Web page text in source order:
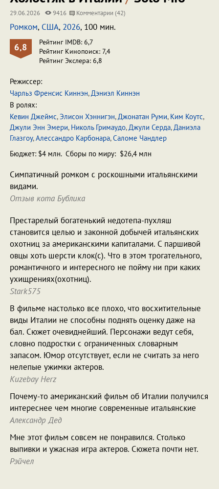
29.06.2026 9416 Комментарии (42)
Ромком, США, 2026, 100 мин.
6,8
Рейтинг IMDB: 6,7
Рейтинг Кинопоиск: 7,4
Рейтинг Экслера: 6,8
Режиссер:
Чарльз Френсис Киннэн,Дэниэл Киннэн
В ролях:
Кевин Джеймс,Элисон Хэннигэн,Джонатан Руми, Ким Коутс,
Джули Энн Эмери, Николь Гримаудо,Джули Серда,Даниэла
Глазгоу,Алессандро Карбонара,Саломе Чандлер
Бюджет: $4 млн. Сборы по миру: $26,4 млн
Симпатичный ромком с роскошными итальянскими
видами.
Отзыв кота Бублика
Престарелый богатенький недотепа-пухляш
становится целью и законной добычей итальянских
охотниц за американскими капиталами. С паршивой
овцы хоть шерсти клок(с). Что в этом трогательного,
романтичного и интересного не пойму ни при каких
ухищрениях(охотниц).
Stark575
В фильме настолько все плохо, что восхитительные
виды Италии не способны поднять оценку даже на
бал. Сюжет очевиднейший. Персонажи ведут себя,
словно подростки с ограниченных словарным
запасом. Юмор отсутствует, если не считать за него
нелепые ужимки актеров.
Kuzebay Herz
Почему-то американский фильм об Италии получился
интереснее чем многие современные итальянские
Александр Дед
Мне этот фильм совсем не понравился. Столько
выпивки и ужасная игра актеров. Сюжета почти нет.
Рэйчел